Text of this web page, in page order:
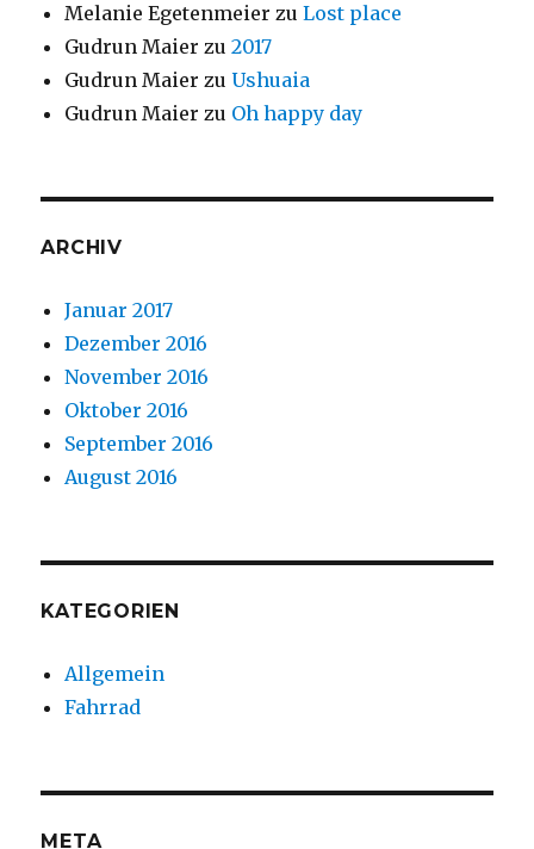
Melanie Egetenmeier zuLost place
Gudrun Maier zu2017
Gudrun Maier zuUshuaia
Gudrun Maier zu Oh happy day
ARCHIV
Januar 2017
Dezember 2016
November 2016
Oktober 2016
September 2016
August 2016
KATEGORIEN
Allgemein
Fahrrad
META